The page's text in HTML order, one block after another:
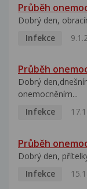
Průběh
Dobrý den,
Infekce
Průběh
Dobrý
onemocněním...
Infekce
Průběh
Dobrý den,
Infekce